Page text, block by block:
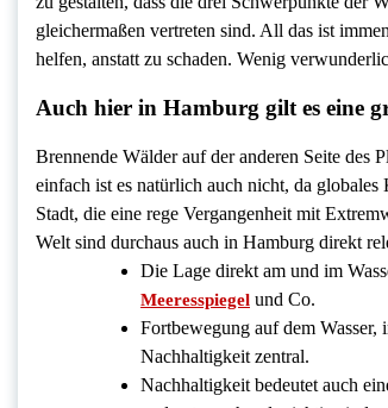
gleichermaßen vertreten sind. All das ist
helfen, anstatt zu schaden. Wenig
Auch hier in Hamburg gilt es eine
Brennende Wälder auf der anderen Seite des
einfach ist es natürlich auch nicht, da
Stadt, die eine rege Vergangenheit mit
Welt sind durchaus auch in Hamburg direkt
Die Lage direkt am und im
Meeresspiegel und Co.
Fortbewegung auf dem
Nachhaltigkeit zentral.
Nachhaltigkeit bedeutet auch